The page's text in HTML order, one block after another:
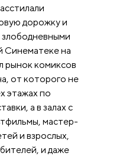
дорожку и
злободневными
Синематеке на
рынок комиксов
от которого не
этажах по
а в залах с
мастер-
и взрослых,
и даже